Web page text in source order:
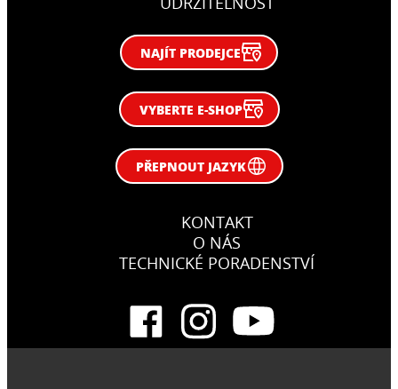
NAJÍT PRODEJCE
VYBERTE E-SHOP
PŘEPNOUT JAZYK
KONTAKT
O NÁS
TECHNICKÉ PORADENSTVÍ